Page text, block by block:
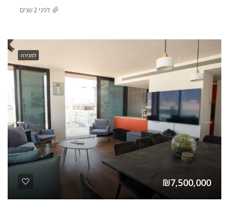
לפני 2 שנים
למכירה
₪7,500,000